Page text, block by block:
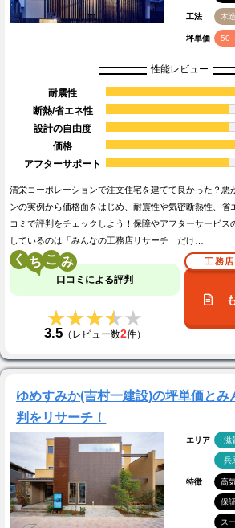
工法 木
坪単価 50
性能レビュー
耐震性
断熱/省エネ性
設計の自由度
価格
アフターサポート
清栄コーポレーションで注文住宅を建てて良かった？悪
ンの実例から価格面をはじめ、耐震性や気密断熱性、省
コミで評判をチェックしよう！保障やアフターサービス
しているのは「みんなの工務店リサーチ」だけ…
く こ
口コミによる評判
★★★★★
★★★★★
3.5（レビュー数2件）
工務
ゆめすみか(吉村一建設)の坪単価とみ
判をリサーチ！
エリア 滋
兵
特徴 高
保
ス